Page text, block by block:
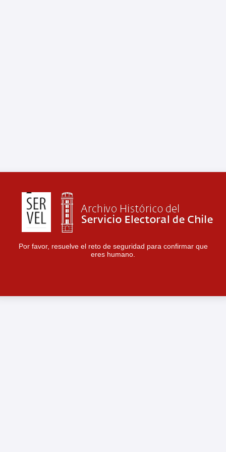
Por favor, resuelve el reto de seguridad para confirmar que
eres humano.